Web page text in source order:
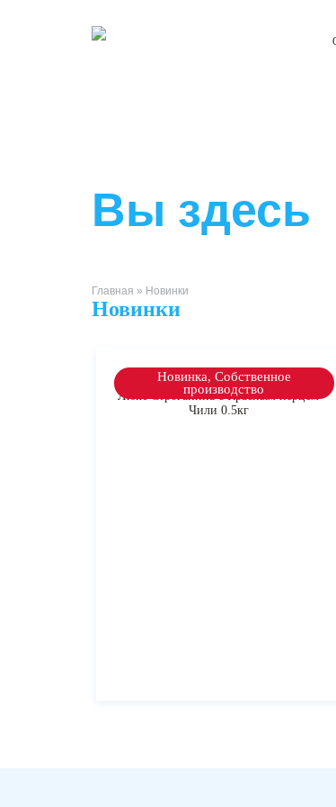
Вы здесь
Главная » Новинки
Новинки
Люкс Строганина с Красным перцем
Чили 0.5кг
Новинка, Собственное
производство